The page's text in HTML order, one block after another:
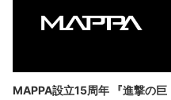
MAPPA設立15周年 『進撃の巨